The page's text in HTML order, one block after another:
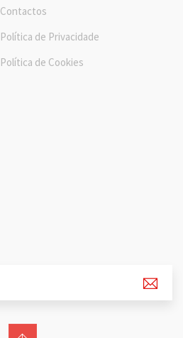
Contactos
Política de Privacidade
Política de Cookies